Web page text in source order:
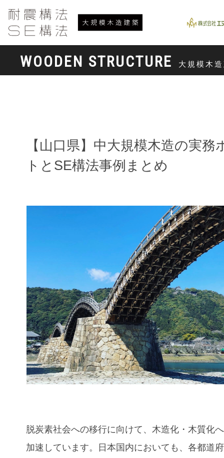
WOODEN STRUCTURE 大規模木
【山口県】中大規模木造の実務
トとSE構法事例まとめ
脱炭素社会への移行に向けて、木造化・木質化
加速しています。日本国内においても、各都道